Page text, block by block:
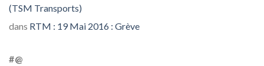
(TSM Transports)
dans RTM : 19 Mai 2016 : Grève
#@